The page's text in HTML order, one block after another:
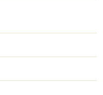
／二人入居相談／物置
２４時間換気システム
上／都市ガス／室内物
Ｔ重説 対応物件／アル
で２６５ｍ／ローソン